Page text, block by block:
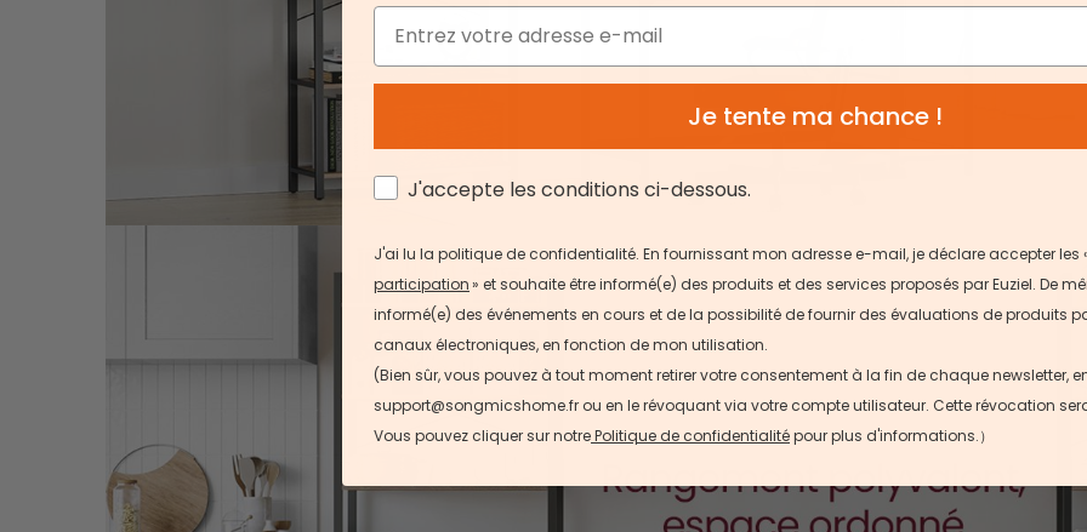
Email
Je tente ma chance !
AGREEJ'accepte les conditions ci-dessous.
J'ai lu la politique de confidentialité. En fournissant mon adresse e-mail, je déclare accepter les
participation» et souhaite être informé(e) des produits et des services proposés par Euziel. De
informé(e) des événements en cours et de la possibilité de fournir des évaluations de produits
canaux électroniques, en fonction de mon utilisation.
(Bien sûr, vous pouvez à tout moment retirer votre consentement à la fin de chaque newsletter,
support@songmicshome.fr ou en le révoquant via votre compte utilisateur. Cette révocation
Vous pouvez cliquer sur notrePolitique de confidentialitépour plus d'informations.）